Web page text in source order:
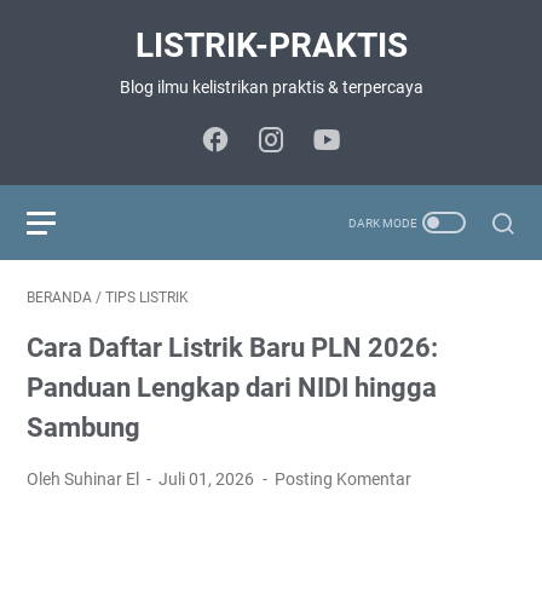
LISTRIK-PRAKTIS
Blog ilmu kelistrikan praktis & terpercaya
BERANDA / TIPS LISTRIK
Cara Daftar Listrik Baru PLN 2026:
Panduan Lengkap dari NIDI hingga
Sambung
Oleh Suhinar El Juli 01, 2026 Posting Komentar